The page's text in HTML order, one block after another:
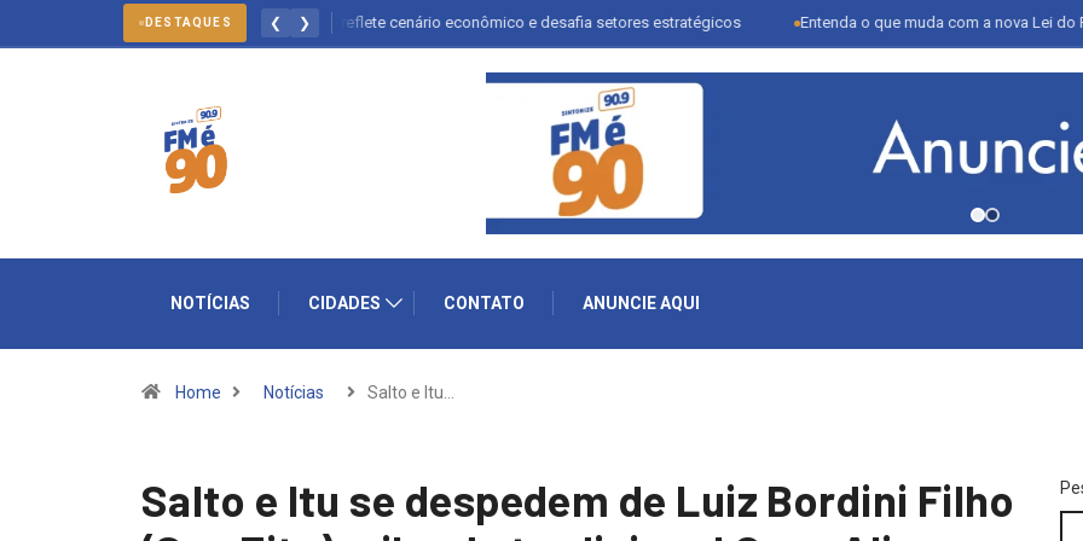
DESTAQUES ❮ ❯
Queda dos empregos formais em Itu reflete cenário econômico e desafia setores estratégicos Entenda o que muda com a nova Lei do Frete
NOTÍCIAS CIDADES CONTATO ANUNCIE AQUI
Home Notícias Salto e Itu…
Salto e Itu se despedem de Luiz Bordini Filho